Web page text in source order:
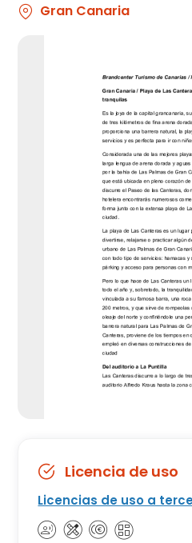
Gran Canaria
Licencia de uso
Licencias de uso a